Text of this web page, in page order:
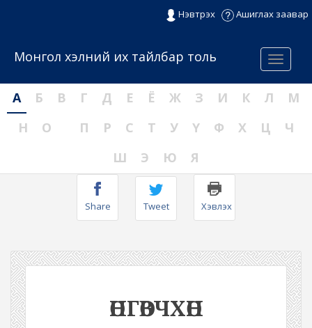
Нэвтрэх Ашиглах заавар
Menu
Монгол хэлний их тайлбар толь
А Б В Г Д Е Ё Ж З И К Л
М
Н
О П Р С Т У Ү Ф Х Ц
Ч
Ш
Э Ю Я
Share Tweet Хэвлэх
ӨНГӨВЧХӨН